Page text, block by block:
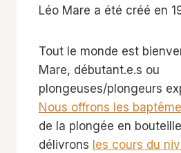
Léo Mare a été créé en
Tout le monde est
Mare, débutant.e.s ou
plongeuses/plongeurs
Nous offrons les
de la plongée en
délivrons les cours du